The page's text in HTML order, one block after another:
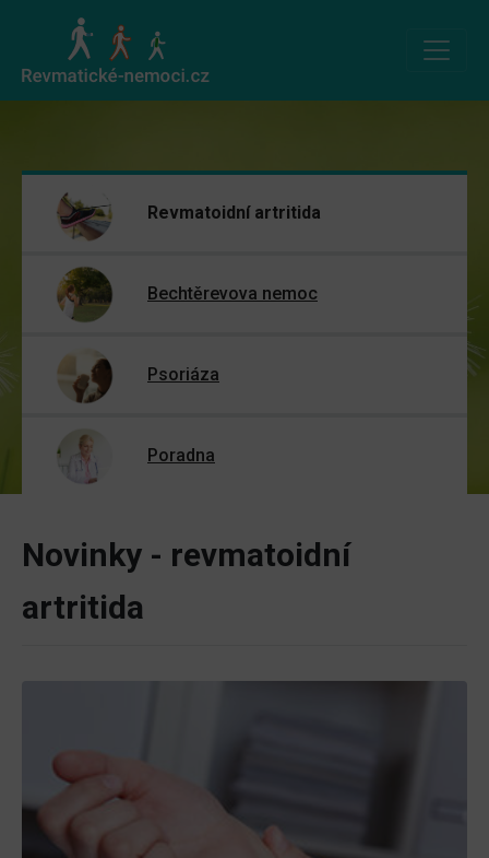
Revmatoidní artritida
Bechtěrevova nemoc
Psoriáza
Poradna
Novinky - revmatoidní
artritida